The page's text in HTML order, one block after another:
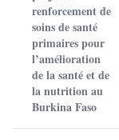
renforcement de
soins de santé
primaires pour
l’amélioration
de la santé et de
la nutrition au
Burkina Faso